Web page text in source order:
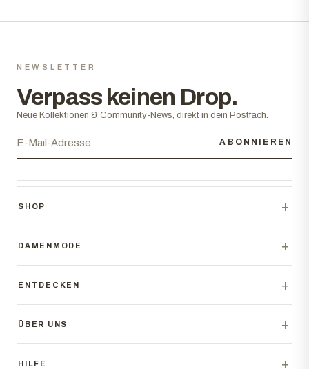
NEWSLETTER
Verpass keinen Drop.
Neue Kollektionen & Community-News, direkt in dein Postfach.
ABONNIEREN
SHOP +
T-Shirts
Caps & Accessoires
DAMENMODE +
Damen Oberteile
ENTDECKEN +
Outfits & Trends
Geschenkkarte
ÜBER UNS +
Unsere Story
HILFE +